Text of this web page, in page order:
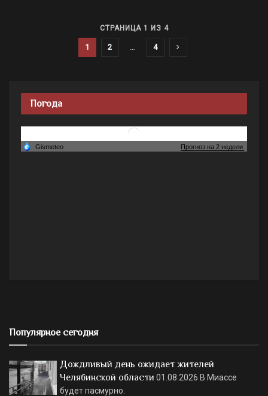
СТРАНИЦА 1 ИЗ 4
1 2 … 4
Погода
Популярное сегодня
Дождливый день ожидает жителей
Челябинской области 01.08.2026 В Миассе
будет пасмурно.